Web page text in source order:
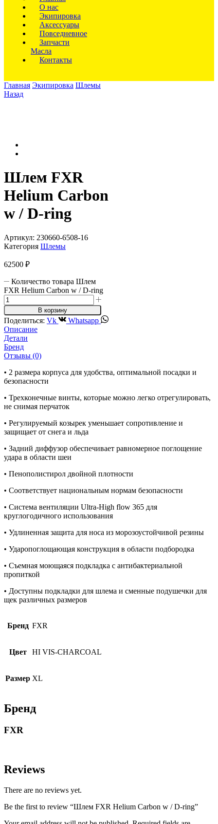
О нас
Экипировка
Аксессуары
Повседневное
Запчасти
Масла
Контакты
Главная Экипировка Шлемы
Назад
Шлем FXR
Helium Carbon
w / D-ring
Артикул: 230660-6508-16
Категория Шлемы
62500 ₽
Количество товара Шлем
FXR Helium Carbon w / D-ring
В корзину
Поделиться: Vk
Whatsapp
Описание
Детали
Бренд
Отзывы (0)
• 2 размера корпуса для удобства, оптимальной посадки и
безопасности
• Трехконечные винты, которые можно легко отрегулировать,
не снимая перчаток
• Регулируемый козырек уменьшает сопротивление и
защищает от снега и льда
• Задний диффузор обеспечивает равномерное поглощение
удара в области шеи
• Пенополистирол двойной плотности
• Соответствует национальным нормам безопасности
• Система вентиляции Ultra-High flow 365 для
круглогодичного использования
• Удлиненная защита для носа из морозоустойчивой резины
• Ударопоглощающая конструкция в области подбородка
• Съемная моющаяся подкладка с антибактериальной
пропиткой
• Доступны подкладки для шлема и сменные подушечки для
щек различных размеров
Бренд FXR
Цвет HI VIS-CHARCOAL
Размер XL
Бренд
FXR
Reviews
There are no reviews yet.
Be the first to review “Шлем FXR Helium Carbon w / D-ring”